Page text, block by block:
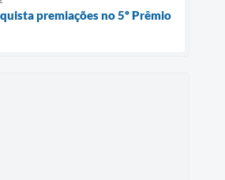
premiações no 5º Prêmio